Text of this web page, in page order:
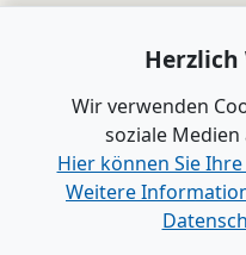
Wir verwenden
soziale
Hier können Sie
Weitere